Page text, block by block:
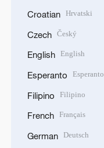
Croatian Hrvatski
Czech Český
English English
Esperanto Esperanto
Filipino Filipino
French Français
German Deutsch